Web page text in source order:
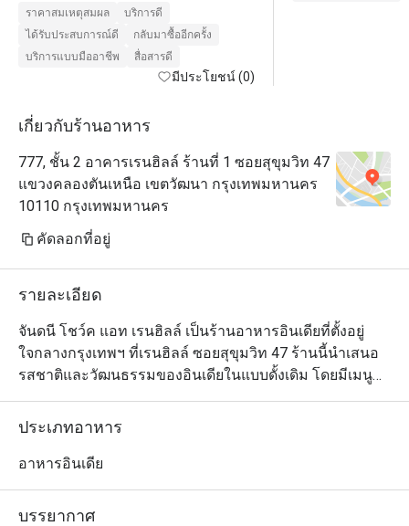
must try.
ราคาสมเหตุสมผล
บริการดี
ได้รับประสบการณ์ดี
กลับมาซื้ออีกครั้ง
บริการแบบมืออาชีพ
สื่อสารดี
มีประโยชน์ (0)
เกี่ยวกับร้านอาหาร
777, ชั้น 2 อาคารเรนฮิลล์ ร้านที่ 1 ซอยสุขุมวิท 47
แขวงคลองตันเหนือ เขตวัฒนา กรุงเทพมหานคร
10110 กรุงเทพมหานคร
คัดลอกที่อยู่
รายละเอียด
จันดนี โชว์ค แอท เรนฮิลล์ เป็นร้านอาหารอินเดียที่ตั้งอยู่
ใจกลางกรุงเทพฯ ที่เรนฮิลล์ ซอยสุขุมวิท 47 ร้านนี้นำเสนอ
รสชาติและวัฒนธรรมของอินเดียในแบบดั้งเดิม โดยมีเมนู
หลากหลายที่เต็มไปด้วยรสชาติที่เข้มข้น เช่น แกงเผ็ดร้อน, คู
บับที่หอมกรุ่น และเครื่องเทศที่จัดจ้านซึ่งสะท้อนถึงรสชาติ
การตกแต่งอย่างประณีต สอดแทรกความงดงามของ
ประเภทอาหาร
อาหารอินเดีย
บรรยากาศ